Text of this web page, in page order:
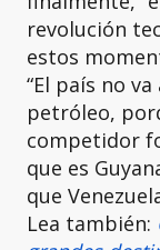
revolución
estos
“El país no
petróleo,
competidor
que es
que
Lea también: